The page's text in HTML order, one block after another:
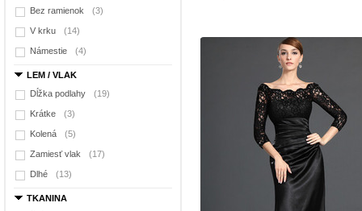
Bez ramienok (3)
V krku (14)
Námestie (4)
LEM / VLAK
Dĺžka podlahy
(19)
Krátke (3)
Kolená (5)
Zamiesť vlak (17)
Dlhé (13)
TKANINA